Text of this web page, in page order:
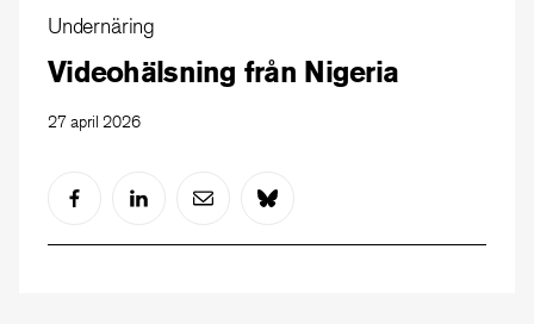
Undernäring
Videohälsning från Nigeria
27 april 2026